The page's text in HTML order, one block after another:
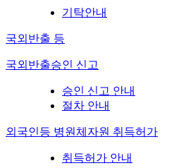
기탁안내
국외반출 등
국외반출승인 신고
승인 신고 안내
절차 안내
외국인등 병원체자원 취득허가
취득허가 안내